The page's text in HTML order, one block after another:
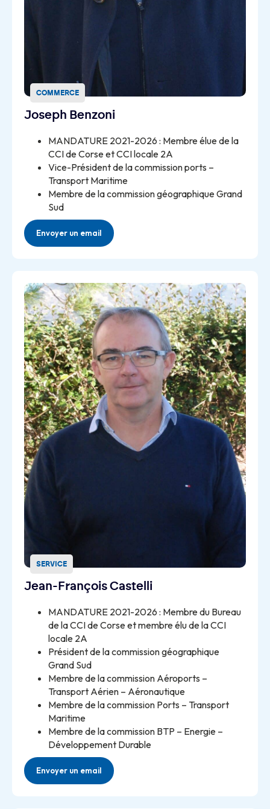
COMMERCE
Joseph Benzoni
MANDATURE 2021-2026 : Membre élue de la
CCI de Corse et CCI locale 2A
Vice-Président de la commission ports –
Transport Maritime
Membre de la commission géographique Grand
Sud
Envoyer un email
SERVICE
Jean-François Castelli
MANDATURE 2021-2026 : Membre du Bureau
de la CCI de Corse et membre élu de la CCI
locale 2A
Président de la commission géographique
Grand Sud
Membre de la commission Aéroports –
Transport Aérien – Aéronautique
Membre de la commission Ports – Transport
Maritime
Membre de la commission BTP – Energie –
Développement Durable
Envoyer un email